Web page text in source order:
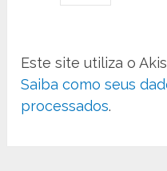
Este site utiliza o
Saiba como seus
processados.